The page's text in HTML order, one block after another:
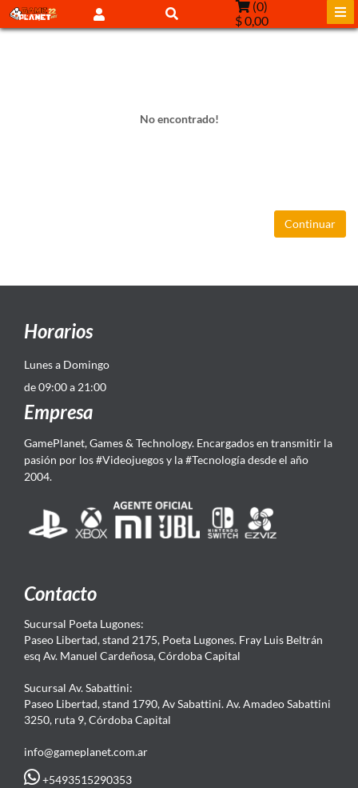
(0)
$ 0,00
No encontrado!
Continuar
Horarios
Lunes a Domingo
de 09:00 a 21:00
Empresa
GamePlanet, Games & Technology. Encargados en transmitir la
pasión por los #Videojuegos y la #Tecnología desde el año
2004.
Contacto
Sucursal Poeta Lugones:
Paseo Libertad, stand 2175, Poeta Lugones. Fray Luis Beltrán
esq Av. Manuel Cardeñosa, Córdoba Capital
Sucursal Av. Sabattini:
Paseo Libertad, stand 1790, Av Sabattini. Av. Amadeo Sabattini
3250, ruta 9, Córdoba Capital
info@gameplanet.com.ar
+5493515290353